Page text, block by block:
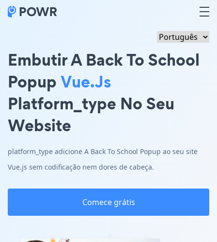
Embutir A Back To School
PopupVue.js
Platform_type No Seu
Website
platform_type adicione A Back To School Popup ao seu site
Vue.js sem codificação nem dores de cabeça.
Comece grátis